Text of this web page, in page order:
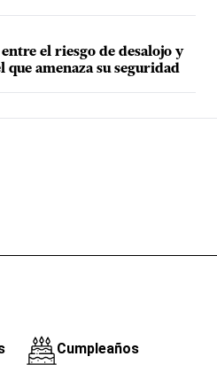
el riesgo de desalojo y
amenaza su seguridad
Cumpleaños